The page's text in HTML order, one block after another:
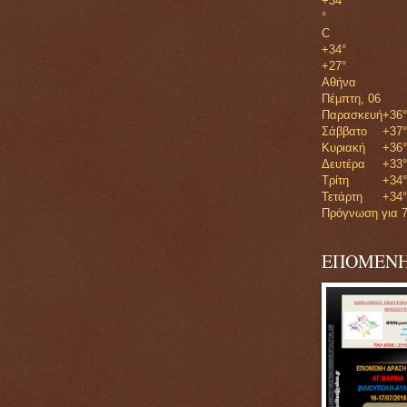
°
C
+34°
+27°
Αθήνα
Πέμπτη, 06
Παρασκευή+36°
Σάββατο
+37°
Κυριακή
+36°
Δευτέρα
+33°
Τρίτη
+34°
Τετάρτη
+34°
Πρόγνωση για